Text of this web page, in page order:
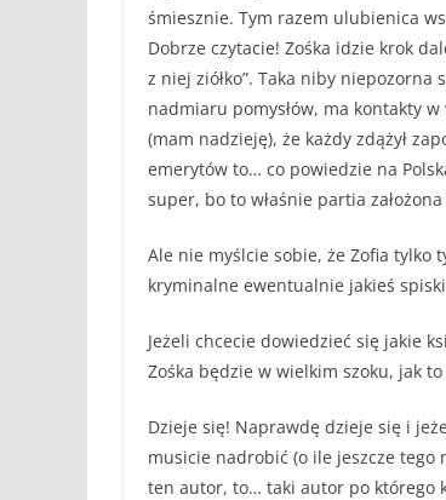
śmiesznie. Tym razem ulubienica
Dobrze czytacie! Zośka idzie krok
z niej ziółko”. Taka niby
nadmiaru pomysłów, ma kontakty
(mam nadzieję), że każdy zdążył
emerytów to… co powiedzie na
super, bo to właśnie partia
Ale nie myślcie sobie, że Zofia tylko
kryminalne ewentualnie jakieś
Jeżeli chcecie dowiedzieć się jakie
Zośka będzie w wielkim szoku, jak
Dzieje się! Naprawdę dzieje się i
musicie nadrobić (o ile jeszcze tego
ten autor, to… taki autor po którego